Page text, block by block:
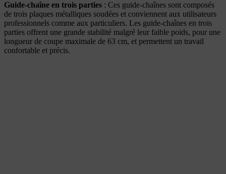
Guide-chaîne en trois parties : Ces guide-chaînes sont composés
de trois plaques métalliques soudées et conviennent aux utilisateurs
professionnels comme aux particuliers. Les guide-chaînes en trois
parties offrent une grande stabilité malgré leur faible poids, pour une
longueur de coupe maximale de 63 cm, et permettent un travail
confortable et précis.